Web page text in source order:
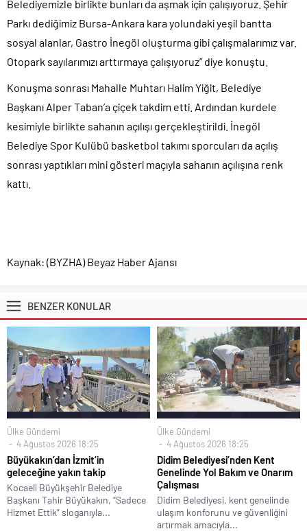
Belediyemizle birlikte bunları da aşmak için çalışıyoruz. Şehir
Parkı dediğimiz Bursa-Ankara kara yolundaki yeşil bantta
sosyal alanlar, Gastro İnegöl oluşturma gibi çalışmalarımız var.
Otopark sayılarımızı arttırmaya çalışıyoruz” diye konuştu.
Konuşma sonrası Mahalle Muhtarı Halim Yiğit, Belediye
Başkanı Alper Taban’a çiçek takdim etti. Ardından kurdele
kesimiyle birlikte sahanın açılışı gerçekleştirildi. İnegöl
Belediye Spor Kulübü basketbol takımı sporcuları da açılış
sonrası yaptıkları mini gösteri maçıyla sahanın açılışına renk
kattı.
Kaynak: (BYZHA) Beyaz Haber Ajansı
BENZER KONULAR
Ülke Gündemi
4 Ağustos 2026 18:25
Büyükakın’dan İzmit’in
geleceğine yakın takip
Kocaeli Büyükşehir Belediye
Başkanı Tahir Büyükakın, “Sadece
Hizmet Ettik” sloganıyla...
Ülke Gündemi
4 Ağustos 2026 18:25
Didim Belediyesi’nden Kent
Genelinde Yol Bakım ve Onarım
Çalışması
Didim Belediyesi, kent genelinde
ulaşım konforunu ve güvenliğini
artırmak amacıyla...